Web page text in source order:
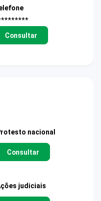
Consultar
nacional
Consultar
judiciais